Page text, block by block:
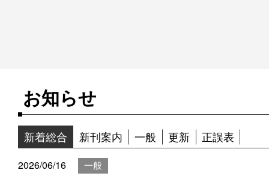
お知らせ
新着総合 新刊案内 一般 更新 正誤表
2026/06/16 一般